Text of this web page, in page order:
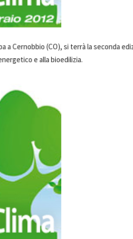
a Cernobbio (CO), si terrà la seconda
e alla bioedilizia.